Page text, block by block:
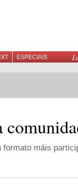
ESPECIAIS
máis